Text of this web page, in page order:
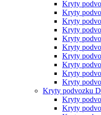
Kryty
Kryty
Kryty
Kryty
Kryty
Kryty
Kryty
Kryty
Kryty
Kryty
Kryty podvozku
Kryty
Kryty